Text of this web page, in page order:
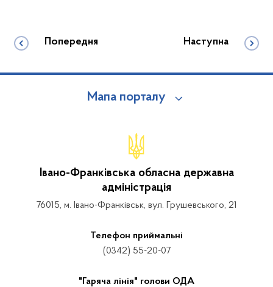
Попередня Наступна
Мапа порталу
Івано-Франківська обласна державна
адміністрація
76015, м. Івано-Франківськ, вул. Грушевського, 21
Телефон приймальні
(0342) 55-20-07
"Гаряча лінія" голови ОДА